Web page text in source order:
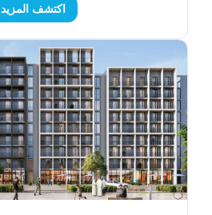
اكتشف المزيد